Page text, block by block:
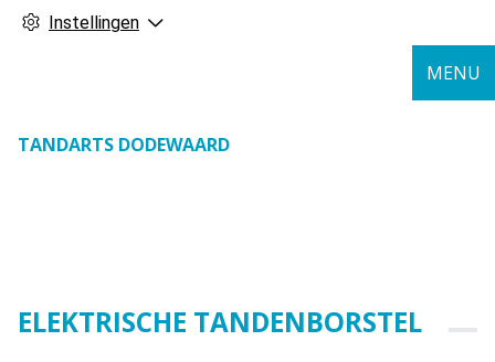
Instellingen
TANDARTS DODEWAARD
MENU
ELEKTRISCHE TANDENBORSTEL